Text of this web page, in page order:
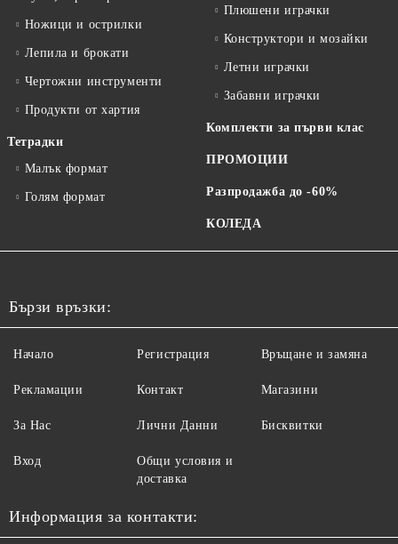
Ножици и острилки
Лепила и брокати
Чертожни инструменти
Продукти от хартия
Тетрадки
Малък формат
Голям формат
Плюшени играчки
Конструктори и мозайки
Летни играчки
Забавни играчки
Комплекти за първи клас
ПРОМОЦИИ
Разпродажба до -60%
КОЛЕДА
Бързи връзки:
Начало
Рекламации
За Нас
Вход
Регистрация
Контакт
Лични Данни
Общи условия и
доставка
Връщане и замяна
Магазини
Бисквитки
Информация за контакти: